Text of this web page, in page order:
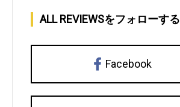
ALL REVIEWSをフォローする
Facebook